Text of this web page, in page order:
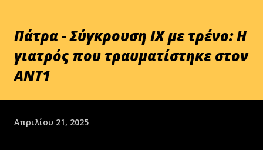
Πάτρα - Σύγκρουση ΙΧ με τρένο: Η
γιατρός που τραυματίστηκε στον
ΑΝΤ1
Απριλίου 21, 2025